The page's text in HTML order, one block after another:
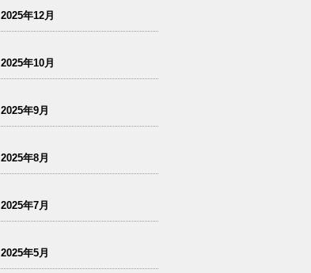
2025年12月
2025年10月
2025年9月
2025年8月
2025年7月
2025年5月